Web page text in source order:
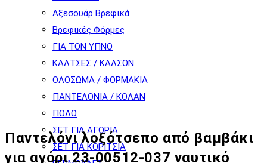
Αξεσουάρ Βρεφικά
Βρεφικές Φόρμες
ΓΙΑ ΤΟΝ ΥΠΝΟ
ΚΑΛΤΣΕΣ / ΚΑΛΣΟΝ
ΟΛΟΣΩΜΑ / ΦΟΡΜΑΚΙΑ
ΠΑΝΤΕΛΟΝΙΑ / ΚΟΛΑΝ
ΠΟΛΟ
ΣΕΤ ΓΙΑ ΑΓΟΡΙΑ
ΣΕΤ ΓΙΑ ΚΟΡΙΤΣΙΑ
Παντελόνι λοξότσεπο από βαμβάκι
για αγόρι 23-00512-037 ναυτικό